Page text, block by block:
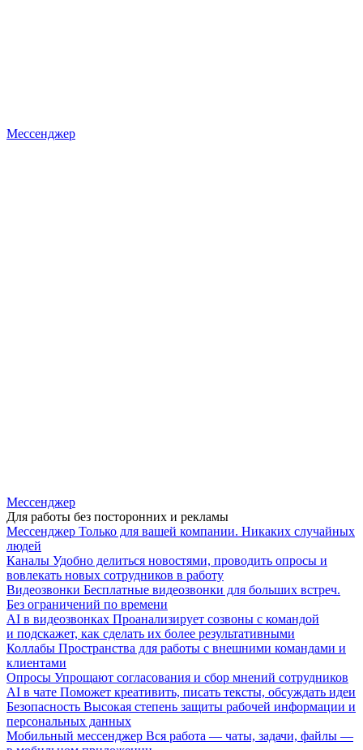
Мессенджер
Мессенджер
Для работы без посторонних и рекламы
Мессенджер Только для вашей компании. Никаких случайных
людей
Каналы Удобно делиться новостями, проводить опросы и
вовлекать новых сотрудников в работу
Видеозвонки Бесплатные видеозвонки для больших встреч.
Без ограничений по времени
AI в видеозвонках Проанализирует созвоны с командой
и подскажет, как сделать их более результативными
Коллабы Пространства для работы с внешними командами и
клиентами
Опросы Упрощают согласования и сбор мнений сотрудников
AI в чате Поможет креативить, писать тексты, обсуждать идеи
Безопасность Высокая степень защиты рабочей информации и
персональных данных
Мобильный мессенджер Вся работа — чаты, задачи, файлы —